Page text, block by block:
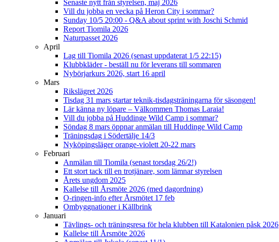
Senaste nytt från styrelsen, maj 2026
Vill du jobba en vecka på Heron City i sommar?
Sunday 10/5 20:00 - Q&A about sprint with Joschi Schmid
Report Tiomila 2026
Naturpasset 2026
April
Lag till Tiomila 2026 (senast uppdaterat 1/5 22:15)
Klubbkläder - beställ nu för leverans till sommaren
Nybörjarkurs 2026, start 16 april
Mars
Rikslägret 2026
Tisdag 31 mars startar teknik-tisdagsträningarna för säsongen!
Lär känna ny löpare – Välkommen Thomas Laraia!
Vill du jobba på Huddinge Wild Camp i sommar?
Söndag 8 mars öppnar anmälan till Huddinge Wild Camp
Träningsdag i Södertälje 14/3
Nyköpingsläger orange-violett 20-22 mars
Februari
Anmälan till Tiomila (senast torsdag 26/2!)
Ett stort tack till en trotjänare, som lämnar styrelsen
Årets ungdom 2025
Kallelse till Årsmöte 2026 (med dagordning)
O-ringen-info efter Årsmötet 17 feb
Ombyggnationer i Källbrink
Januari
Tävlings- och träningsresa för hela klubben till Katalonien påsk 2026
Kallelse till Årsmöte 2026